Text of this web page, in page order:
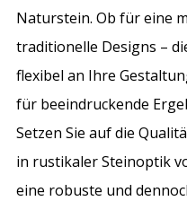
Naturstein. Ob für eine
traditionelle Designs –
flexibel an Ihre
für beeindruckende
Setzen Sie auf die
in rustikaler Steinoptik
eine robuste und